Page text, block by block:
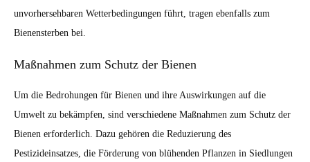
unvorhersehbaren Wetterbedingungen führt, tragen ebenfalls zum
Bienensterben bei.
Maßnahmen zum Schutz der Bienen
Um die Bedrohungen für Bienen und ihre Auswirkungen auf die
Umwelt zu bekämpfen, sind verschiedene Maßnahmen zum Schutz der
Bienen erforderlich. Dazu gehören die Reduzierung des
Pestizideinsatzes, die Förderung von blühenden Pflanzen in Siedlungen